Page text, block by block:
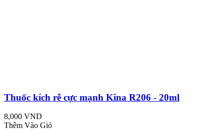
Thuốc kích rễ cực mạnh Kina R206 - 20ml
8,000 VND
Thêm Vào Giỏ